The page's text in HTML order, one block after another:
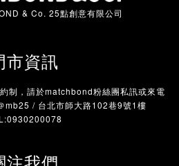
& Co. 25點創意有限公司
市資訊
制，請於matchbond粉絲團私訊或來電
mb25 / 台北市師大路102巷9號1樓